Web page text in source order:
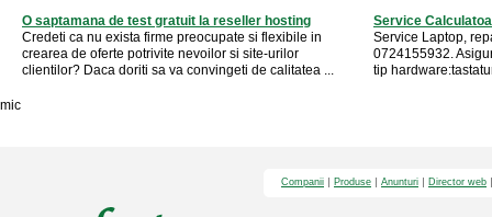
O saptamana de test gratuit la reseller hosting
Credeti ca nu exista firme preocupate si flexibile in
crearea de oferte potrivite nevoilor si site-urilor
clientilor? Daca doriti sa va convingeti de calitatea ...
Service
Service Laptop,
0724155932.
tip
mic
Companii Produse Anunturi Director web